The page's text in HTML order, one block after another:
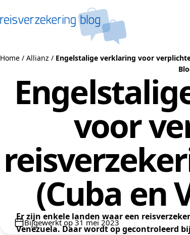
Home / Allianz / Engelstalige verklaring voor
voor
(Cuba en
Bijgewerkt op 31 mei 2023
Er zijn enkele landen waar een
Venezuela. Daar wordt op gecontroleerd